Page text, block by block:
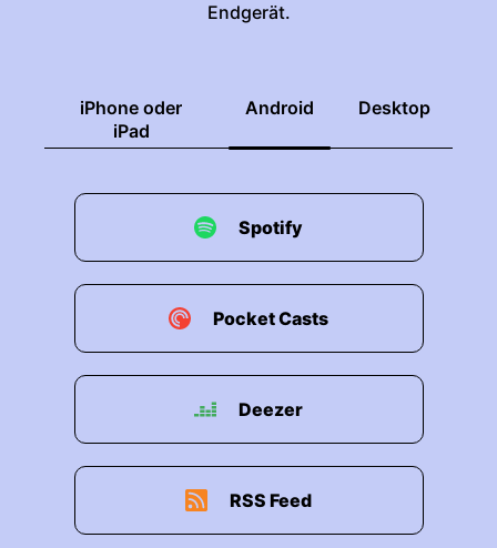
Endgerät.
iPhone oder
iPad
Android Desktop
Spotify
Pocket Casts
Deezer
RSS Feed